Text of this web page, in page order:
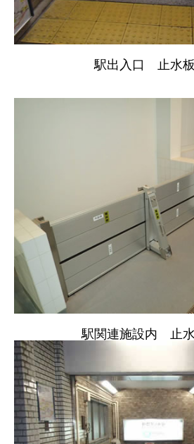
駅出入口 止水
駅関連施設内 止